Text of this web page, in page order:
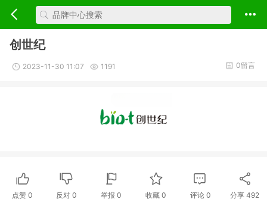
创世纪
2023-11-30 11:07 1191 0留言
点赞 0 反对0 举报 0 收藏 0 评论 0 分享492